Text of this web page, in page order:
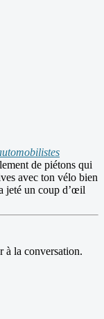
de piétons qui
avec ton vélo bien
jeté un coup d’œil
à la conversation.